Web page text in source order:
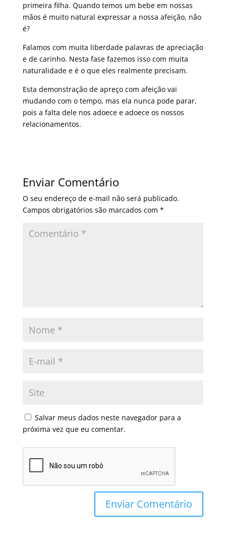
primeira filha. Quando temos um bebe em nossas
mãos é muito natural expressar a nossa afeição, não
é?
Falamos com muita liberdade palavras de apreciação
e de carinho. Nesta fase fazemos isso com muita
naturalidade e é o que eles realmente precisam.
Esta demonstração de apreço com afeição vai
mudando com o tempo, mas ela nunca pode parar,
pois a falta dele nos adoece e adoece os nossos
relacionamentos.
Enviar Comentário
O seu endereço de e-mail não será publicado.
Campos obrigatórios são marcados com *
Salvar meus dados neste navegador para a
próxima vez que eu comentar.